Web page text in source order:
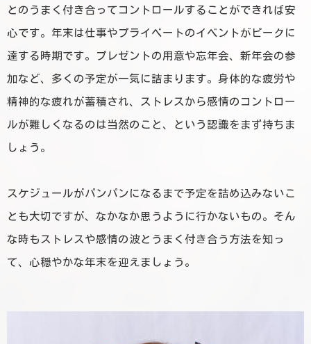
とのうまく付き合ってコントロールすることができれば安
心です。年末は仕事やプライベートのイベントがピークに
達する時期です。プレゼントの用意や忘年会、新年会の参
加など、多くの予定が一気に詰まります。身体的な疲労や
精神的な疲れが蓄積され、ストレスから感情のコントロー
ルが難しくなるのは当然のこと、という認識をまず持ちま
しょう。
スケジュールがパンパンになるまで予定を詰め込みないこ
とも大切ですが、なかなか思うように行かないもの。そん
な時もストレスや感情の波とうまく付き合う方法を知っ
て、心穏やかな年末を迎えましょう。